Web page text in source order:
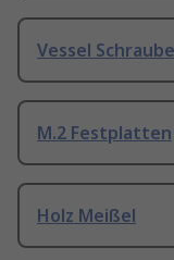
Vessel
M.2 Festplatten
Holz Meißel